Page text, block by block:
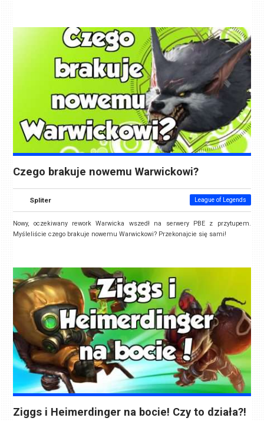
Czego brakuje nowemu Warwickowi?
Spliter League of Legends
Nowy, oczekiwany rework Warwicka wszedł na serwery PBE z przytupem.
Myśleliście czego brakuje nowemu Warwickowi? Przekonajcie się sami!
Ziggs i Heimerdinger na bocie! Czy to działa?!